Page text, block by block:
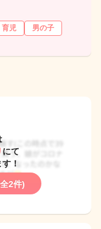
育児
男の子
にて
！
2件)